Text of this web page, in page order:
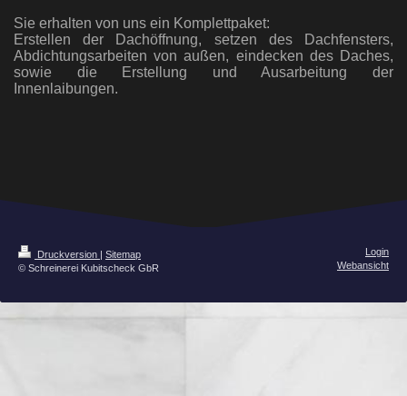
Sie erhalten von uns ein Komplettpaket:
Erstellen der Dachöffnung, setzen des Dachfensters,
Abdichtungsarbeiten von außen, eindecken des Daches,
sowie die Erstellung und Ausarbeitung der
Innenlaibungen.
Druckversion | Sitemap
© Schreinerei Kubitscheck GbR
Login
Webansicht